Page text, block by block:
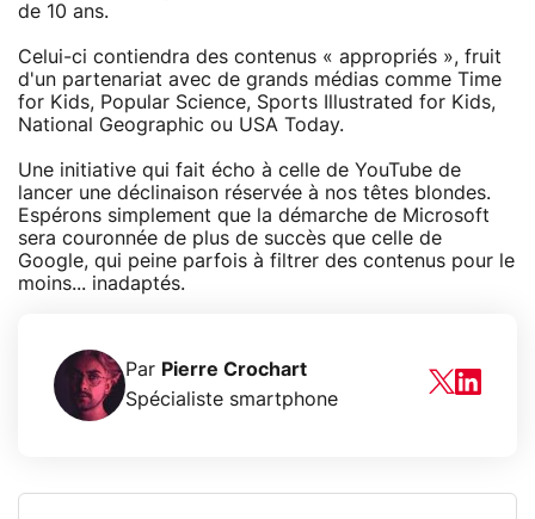
de 10 ans.
Celui-ci contiendra des contenus « appropriés », fruit
d'un partenariat avec de grands médias comme Time
for Kids, Popular Science, Sports Illustrated for Kids,
National Geographic ou USA Today.
Une initiative qui fait écho à celle de YouTube de
lancer une déclinaison réservée à nos têtes blondes.
Espérons simplement que la démarche de Microsoft
sera couronnée de plus de succès que celle de
Google, qui peine parfois à filtrer des contenus pour le
moins... inadaptés.
Par Pierre Crochart
Spécialiste smartphone